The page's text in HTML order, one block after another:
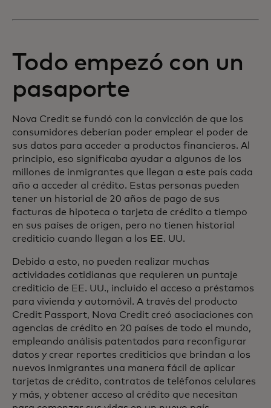
Todo empezó con un
pasaporte
Nova Credit se fundó con la convicción de que los
consumidores deberían poder emplear el poder de
sus datos para acceder a productos financieros. Al
principio, eso significaba ayudar a algunos de los
millones de inmigrantes que llegan a este país cada
año a acceder al crédito. Estas personas pueden
tener un historial de 20 años de pago de sus
facturas de hipoteca o tarjeta de crédito a tiempo
en sus países de origen, pero no tienen historial
crediticio cuando llegan a los EE. UU.
Debido a esto, no pueden realizar muchas
actividades cotidianas que requieren un puntaje
crediticio de EE. UU., incluido el acceso a préstamos
para vivienda y automóvil. A través del producto
Credit Passport, Nova Credit creó asociaciones con
agencias de crédito en 20 países de todo el mundo,
empleando análisis patentados para reconfigurar
datos y crear reportes crediticios que brindan a los
nuevos inmigrantes una manera fácil de aplicar
tarjetas de crédito, contratos de teléfonos celulares
y más, y obtener acceso al crédito que necesitan